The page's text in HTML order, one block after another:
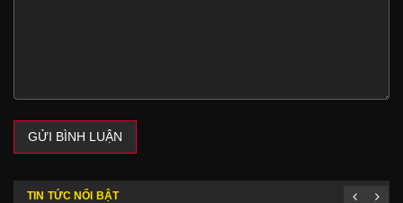
GỬI BÌNH LUẬN
TIN TỨC NỔI BẬT